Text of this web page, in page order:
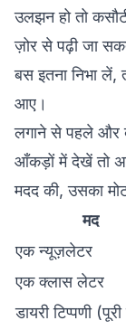
उलझन हो तो
ज़ोर से पढ़ी जा
बस इतना निभा लें,
आए।
लगाने से पहले और
आँकड़ों में देखें तो
मदद की, उसका
मद
एक न्यूज़लेटर
एक क्लास लेटर
डायरी टिप्पणी